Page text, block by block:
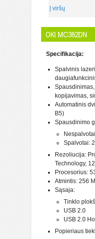
Į viršų
OKI MC362DN
Specifikacija:
Spalvinis
kopijavimas,
Automatinis
B5)
Spausdinimo
Spalvotai:
Rezoliucija:
Technology,
Procesorius:
Atmintis: 256
Sąsaja:
Tinklo
USB 2.0
USB 2.0
Popieriaus